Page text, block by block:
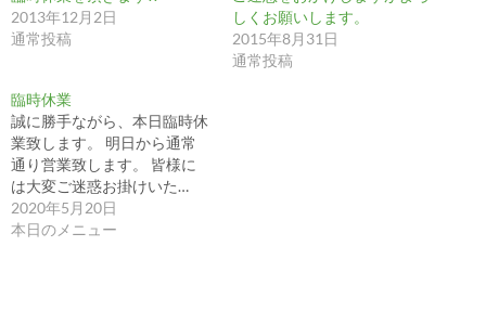
2013年12月2日
通常投稿
しくお願いします。
2015年8月31日
通常投稿
臨時休業
誠に勝手ながら、本日臨時休
業致します。 明日から通常
通り営業致します。 皆様に
は大変ご迷惑お掛けいた…
2020年5月20日
本日のメニュー